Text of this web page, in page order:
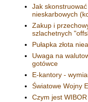
Jak
nieskarbowych
Zakup i
szlachetnych
Pułapka złota
Uwaga na
gotówce
E-kantory -
Światowe Wojny
Czym jest